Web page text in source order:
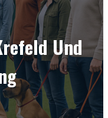
Und